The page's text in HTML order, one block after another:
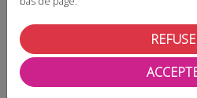
Espace adhérent
Les actualités Les